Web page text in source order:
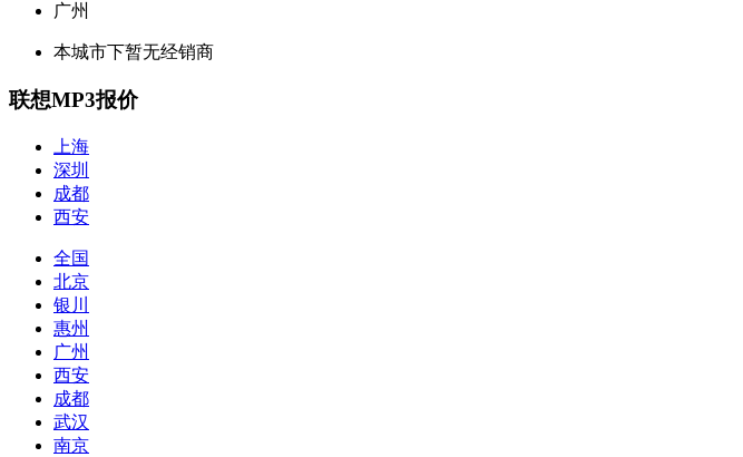
广州
本城市下暂无经销商
联想MP3报价
上海
深圳
成都
西安
全国
北京
银川
惠州
广州
西安
成都
武汉
南京